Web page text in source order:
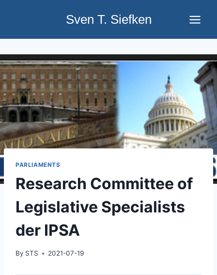
Sven T. Siefken
PARLIAMENTS
Research Committee of
Legislative Specialists
der IPSA
By STS 2021-07-19